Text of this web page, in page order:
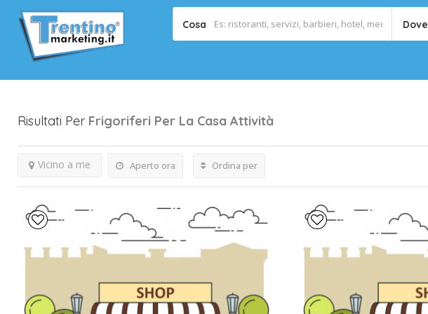
Cosa Dove
Risultati Per Frigoriferi Per La Casa Attività
Aperto ora
Vicino a me Ordina per